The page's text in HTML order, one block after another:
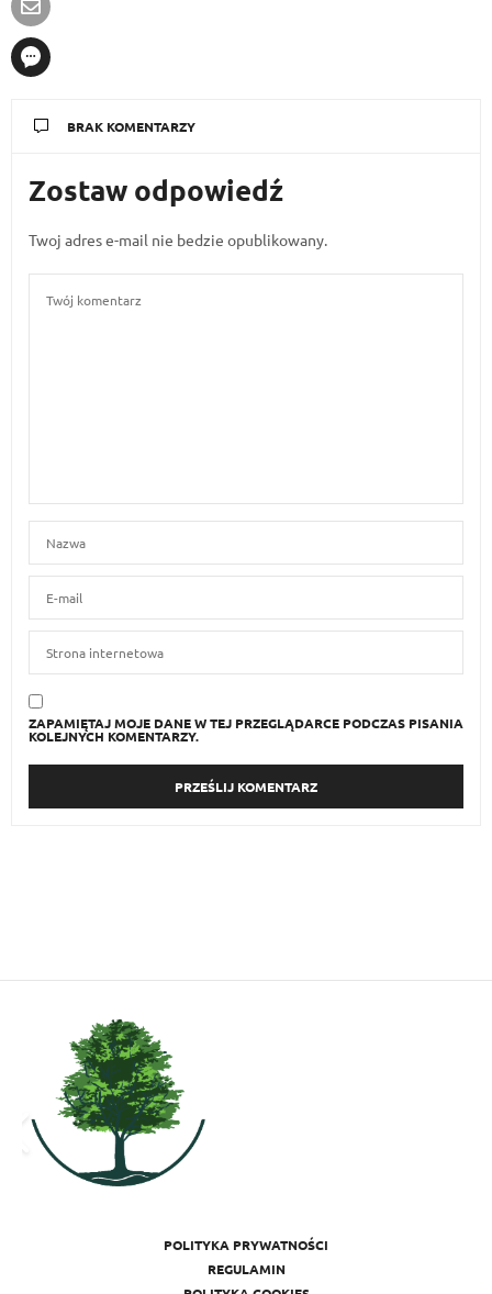
BRAK KOMENTARZY
Zostaw odpowiedź
Twoj adres e-mail nie bedzie opublikowany.
ZAPAMIĘTAJ MOJE DANE W TEJ PRZEGLĄDARCE PODCZAS PISANIA
KOLEJNYCH KOMENTARZY.
POLITYKA PRYWATNOŚCI
REGULAMIN